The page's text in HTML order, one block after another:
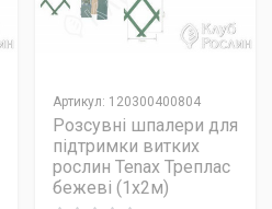
Артикул: 120300400804
Розсувні шпалери для
підтримки витких
рослин Tenax Треплас
бежеві (1х2м)